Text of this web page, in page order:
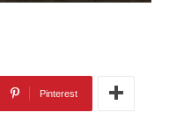
Pinterest